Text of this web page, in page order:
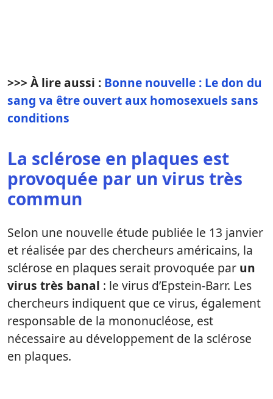
>>> À lire aussi : Bonne nouvelle : Le don du
sang va être ouvert aux homosexuels sans
conditions
La sclérose en plaques est
provoquée par un virus très
commun
Selon une nouvelle étude publiée le 13 janvier
et réalisée par des chercheurs américains, la
sclérose en plaques serait provoquée par un
virus très banal : le virus d’Epstein-Barr. Les
chercheurs indiquent que ce virus, également
responsable de la mononucléose, est
nécessaire au développement de la sclérose
en plaques.